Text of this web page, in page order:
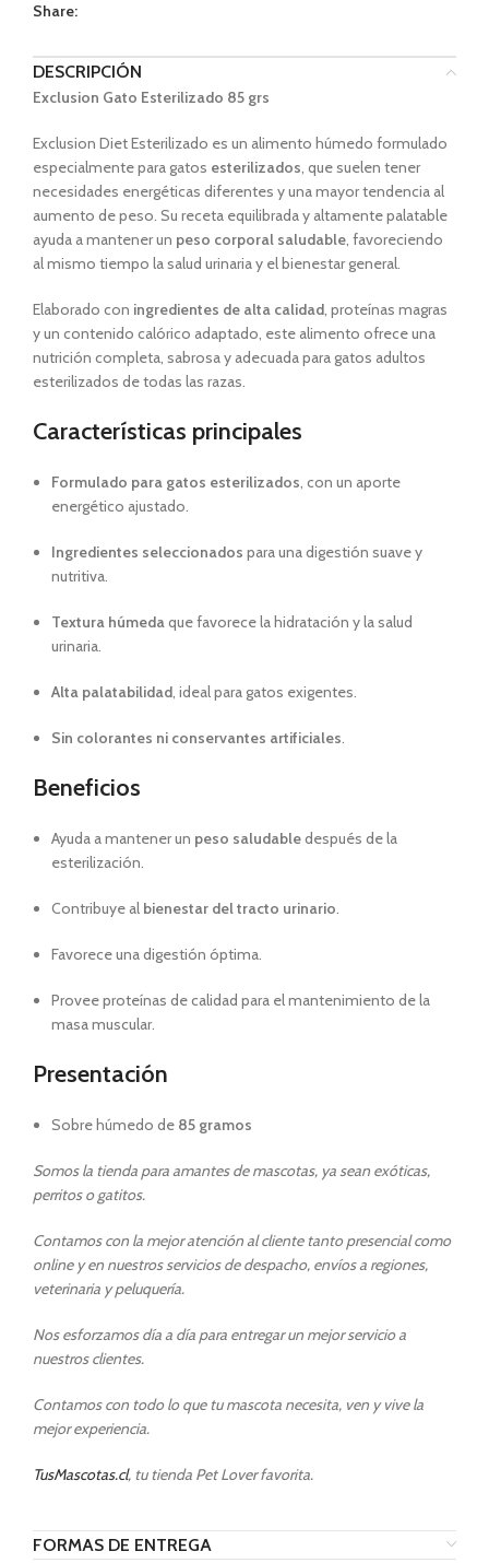
Share:
DESCRIPCIÓN
Exclusion Gato Esterilizado 85 grs
Exclusion Diet Esterilizado es un alimento húmedo formulado
especialmente para gatos esterilizados, que suelen tener
necesidades energéticas diferentes y una mayor tendencia al
aumento de peso. Su receta equilibrada y altamente palatable
ayuda a mantener un peso corporal saludable, favoreciendo
al mismo tiempo la salud urinaria y el bienestar general.
Elaborado con ingredientes de alta calidad, proteínas magras
y un contenido calórico adaptado, este alimento ofrece una
nutrición completa, sabrosa y adecuada para gatos adultos
esterilizados de todas las razas.
Características principales
Formulado para gatos esterilizados, con un aporte
energético ajustado.
Ingredientes seleccionados para una digestión suave y
nutritiva.
Textura húmedaque favorece la hidratación y la salud
urinaria.
Alta palatabilidad, ideal para gatos exigentes.
Sin colorantes ni conservantes artificiales.
Beneficios
Ayuda a mantener un peso saludabledespués de la
esterilización.
Contribuye al bienestar del tracto urinario.
Favorece una digestión óptima.
Provee proteínas de calidad para el mantenimiento de la
masa muscular.
Presentación
Sobre húmedo de 85 gramos
Somos la tienda para amantes de mascotas, ya sean exóticas,
perritos o gatitos.
Contamos con la mejor atención al cliente tanto presencial como
online y en nuestros servicios de despacho, envíos a regiones,
veterinaria y peluquería.
Nos esforzamos día a día para entregar un mejor servicio a
nuestros clientes.
Contamos con todo lo que tu mascota necesita, ven y vive la
mejor experiencia.
TusMascotas.cl, tu tienda Pet Lover favorita.
FORMAS DE ENTREGA